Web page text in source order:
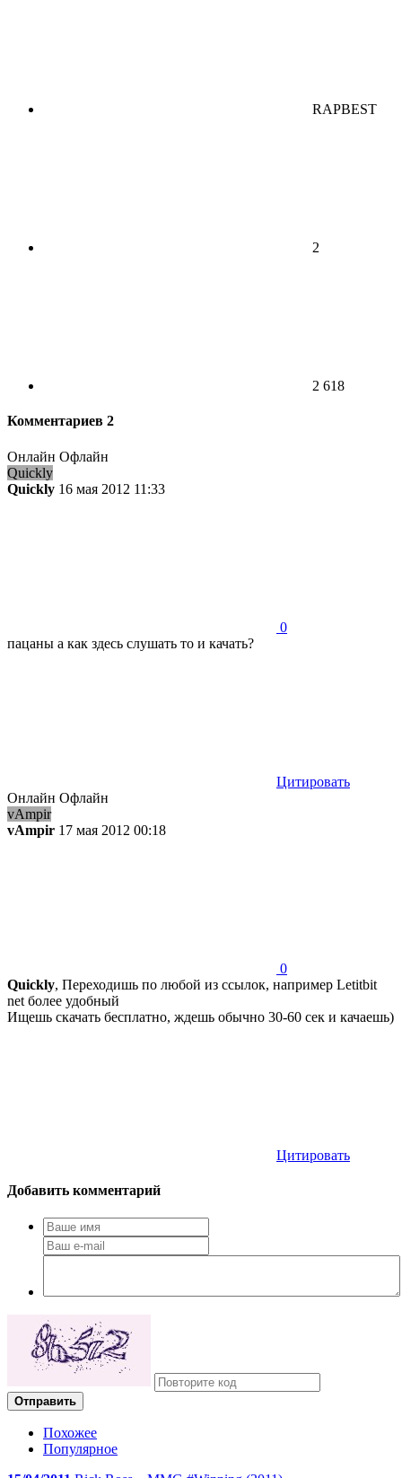
RAPBEST
2
2 618
Комментариев 2
Онлайн Офлайн
Quickly
Quickly 16 мая 2012 11:33
0
пацаны а как здесь слушать то и качать?
Цитировать
Онлайн Офлайн
vAmpir
vAmpir 17 мая 2012 00:18
0
Quickly, Переходишь по любой из ссылок, например Letitbit
net более удобный
Ищешь скачать бесплатно, ждешь обычно 30-60 сек и качаешь)
Цитировать
Добавить комментарий
Отправить
Похожее
Популярное